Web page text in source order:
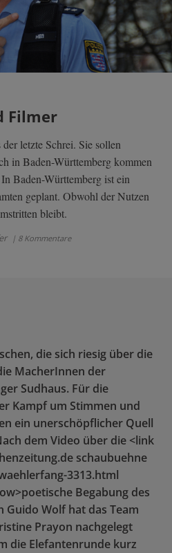
Filmer
letzte Schrei. Sie sollen
in Baden-Württemberg kommen
Baden-Württemberg ist ein
geplant. Obwohl der Nutzen
bleibt.
| 8 Kommentare
die sich riesig über die
MacherInnen der
Sudhaus. Für die
Kampf um Stimmen und
ein unerschöpflicher Quell
dem Video über die <link
schaubuehne
3313.html
Begabung des
Guido Wolf hat das Team
Prayon nachgelegt
die Elefantenrunde kurz